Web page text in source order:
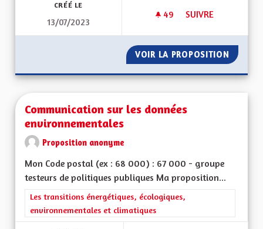
CRÉÉ LE
13/07/2023
49 49 ABONNÉS
SUIVRE
VOIR LA PROPOSITION
Communication sur les données
environnementales
Proposition anonyme
Mon Code postal (ex : 68 000) : 67 000 - groupe
testeurs de politiques publiques Ma proposition...
Filtrer les résultats de la catégorie : Les transitions
Les transitions énergétiques, écologiques,
environnementales et climatiques